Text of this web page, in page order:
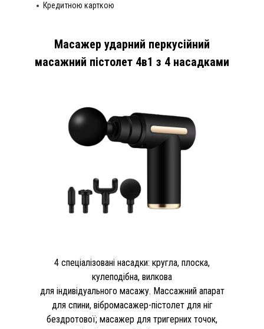
Кредитною карткою
Масажер ударний перкусійний
масажний пістолет 4в1 з 4 насадками
4 спеціалізовані насадки: кругла, плоска,
кулеподібна, вилкова
для індивідуального масажу. Массажний апарат
для спини, вібромасажер-пістолет для ніг
бездротової; масажер для тригерних точок,